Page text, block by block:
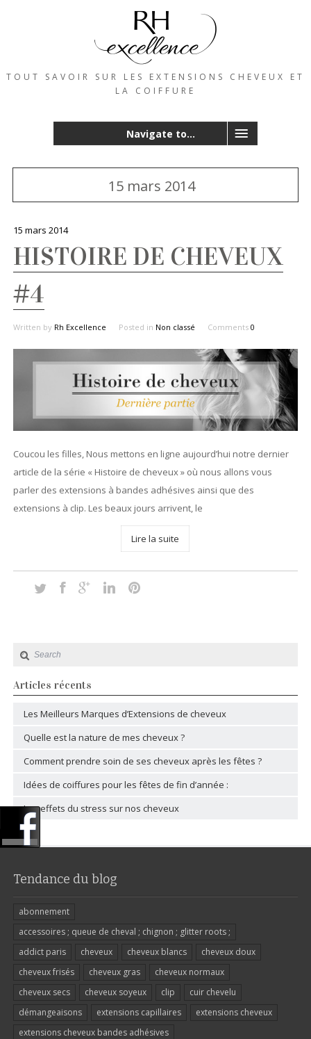
TOUT SAVOIR SUR LES EXTENSIONS CHEVEUX ET
LA COIFFURE
Navigate to...
15 mars 2014
15 mars 2014
HISTOIRE DE CHEVEUX
#4
Written by Rh Excellence Posted in Non classé Comments 0
Coucou les filles, Nous mettons en ligne aujourd’hui notre dernier
article de la série « Histoire de cheveux » où nous allons vous
parler des extensions à bandes adhésives ainsi que des
extensions à clip. Les beaux jours arrivent, le
Lire la suite
Articles récents
Les Meilleurs Marques d’Extensions de cheveux
Quelle est la nature de mes cheveux ?
Comment prendre soin de ses cheveux après les fêtes ?
Idées de coiffures pour les fêtes de fin d’année :
Les effets du stress sur nos cheveux
Tendance du blog
abonnement
accessoires ; queue de cheval ; chignon ; glitter roots ;
addict paris
cheveux cheveux blancs
cheveux doux
cheveux frisés
cheveux gras
cheveux normaux
cheveux secs
cheveux soyeux clip
cuir chevelu
démangeaisons
extensions capillaires
extensions cheveux
extensions cheveux bandes adhésives